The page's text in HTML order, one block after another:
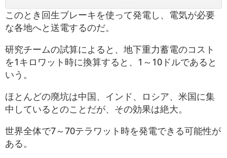
このとき回生ブレーキを使って発電し、電気が必要
な各地へと送電するのだ。
研究チームの試算によると、地下重力蓄電のコスト
を1キロワット時に換算すると、1～10ドルであると
いう。
ほとんどの廃坑は中国、インド、ロシア、米国に集
中しているとのことだが、その効果は絶大。
世界全体で7～70テラワット時を発電できる可能性が
ある。